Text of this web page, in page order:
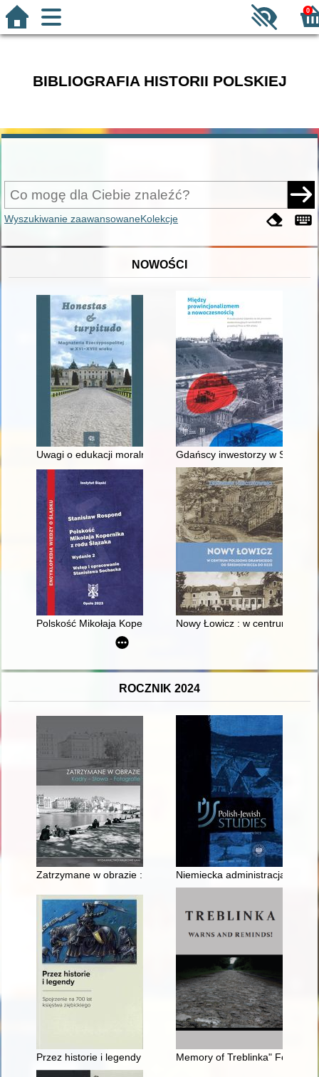
0
BIBLIOGRAFIA HISTORII POLSKIEJ
Wyszukiwanie zaawansowaneKolekcje
NOWOŚCI
Uwagi o edukacji moralnej synów szlacheckich w XVI-
Gdańscy inwestorzy w
Polskość Mikołaja Kopernika z rodu ŚlązakaNowy Łowicz : w centrum
ROCZNIK 2024
Zatrzymane w obrazie : kadry - słowa - fotografie
Niemiecka administracja
Przez historie i legendy : spojrzenie na 700 lat księstwa
Memory of Treblinka"